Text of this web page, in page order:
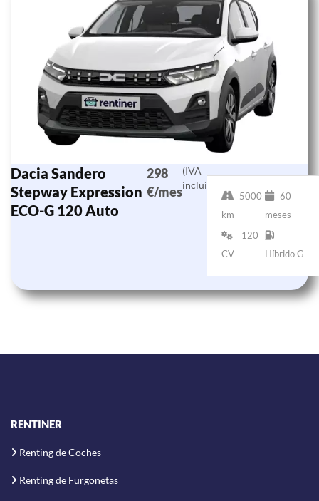
Dacia Sandero
Stepway Expression
ECO-G 120 Auto
298
€/mes
(IVA
incluido)
5000
km
60
meses
120
CV
Híbrido G
RENTINER
Renting de Coches
Renting de Furgonetas